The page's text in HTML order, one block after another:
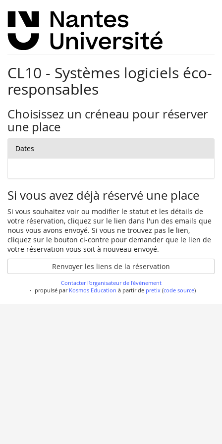
CL10 - Systèmes logiciels éco-
responsables
Choisissez un créneau pour réserver
une place
Dates
Si vous avez déjà réservé une place
Si vous souhaitez voir ou modifier le statut et les détails de
votre réservation, cliquez sur le lien dans l'un des emails que
nous vous avons envoyé. Si vous ne trouvez pas le lien,
cliquez sur le bouton ci-contre pour demander que le lien de
votre réservation vous soit à nouveau envoyé.
Renvoyer les liens de la réservation
Contacter l'organisateur de l'évènement
propulsé par Kosmos Education à partir de pretix(code source)